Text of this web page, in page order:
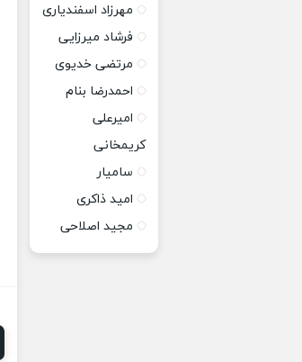
مهرزاد اسفندیاری
فرشاد میرزایی
مرتضی خدیوی
احمدرضا بنام
امیرعلی
کریمخانی
سامیار
امید ذاکری
مجید اصلاحی